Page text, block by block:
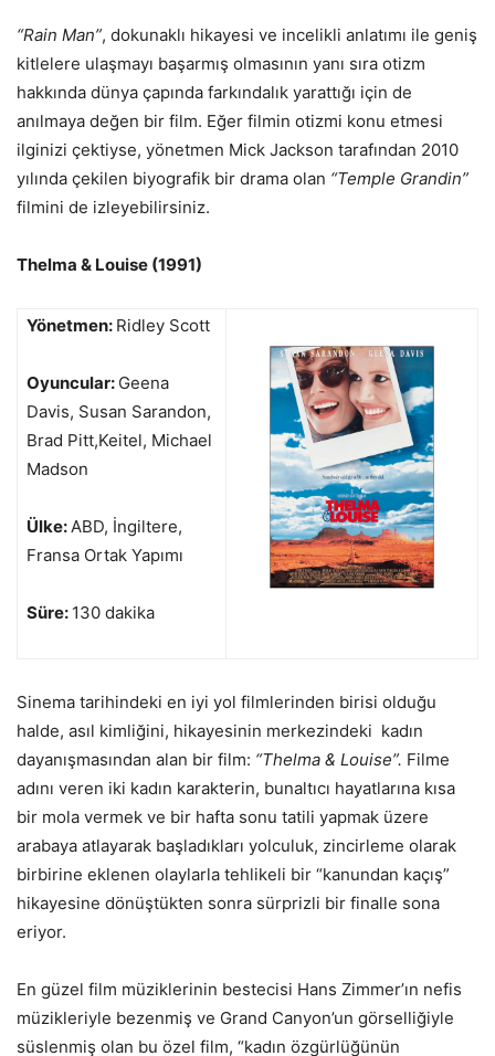
“Rain Man”, dokunaklı hikayesi ve incelikli anlatımı ile geniş
kitlelere ulaşmayı başarmış olmasının yanı sıra otizm
hakkında dünya çapında farkındalık yarattığı için de
anılmaya değen bir film. Eğer filmin otizmi konu etmesi
ilginizi çektiyse, yönetmen Mick Jackson tarafından 2010
yılında çekilen biyografik bir drama olan “Temple Grandin”
filmini de izleyebilirsiniz.
Thelma & Louise (1991)
Yönetmen: Ridley Scott
Oyuncular: Geena
Davis, Susan Sarandon,
Brad Pitt,Keitel, Michael
Madson
Ülke:ABD, İngiltere,
Fransa Ortak Yapımı
Süre: 130 dakika
Sinema tarihindeki en iyi yol filmlerinden birisi olduğu
halde, asıl kimliğini, hikayesinin merkezindeki kadın
dayanışmasından alan bir film: “Thelma & Louise”. Filme
adını veren iki kadın karakterin, bunaltıcı hayatlarına kısa
bir mola vermek ve bir hafta sonu tatili yapmak üzere
arabaya atlayarak başladıkları yolculuk, zincirleme olarak
birbirine eklenen olaylarla tehlikeli bir “kanundan kaçış”
hikayesine dönüştükten sonra sürprizli bir finalle sona
eriyor.
En güzel film müziklerinin bestecisi Hans Zimmer’ın nefis
müzikleriyle bezenmiş ve Grand Canyon’un görselliğiyle
süslenmiş olan bu özel film, “kadın özgürlüğünün